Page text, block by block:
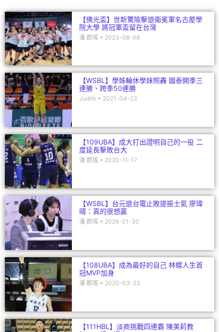
【佛光盃】世新驚險擊退衛冕軍名古屋學
院大學 將冠軍盃留在台灣
潘 郡瑤 2023-08-08
【WSBL】學姊輪休學妹照轟 國泰開季三
連勝、跨季50連勝
Judith 2021-04-23
【109UBA】成大打出證明自己的一役 二
度延長擊敗台大
潘 郡瑤 2020-11-17
【WSBL】台元退台電止敗提振士氣 廖瑋
晴：真的很想贏
潘 郡瑤 2026-01-30
【108UBA】成為最好的自己 林蝶人生首
冠MVP加身
潘 郡瑤 2020-03-23
【111HBL】淡商挑戰四連霸 陳美莉教